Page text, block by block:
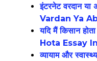
इंटरनेट वरदान
Vardan Ya
यदि मैं किसान
Hota Essay
व्यायाम और